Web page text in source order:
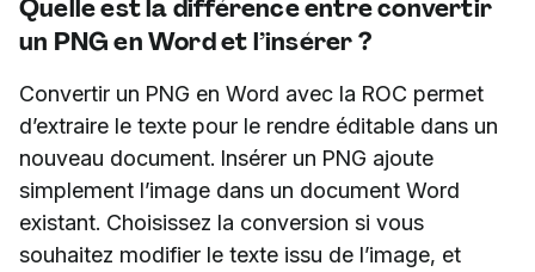
Quelle est la différence entre convertir
un PNG en Word et l’insérer ?
Convertir un PNG en Word avec la ROC permet
d’extraire le texte pour le rendre éditable dans un
nouveau document. Insérer un PNG ajoute
simplement l’image dans un document Word
existant. Choisissez la conversion si vous
souhaitez modifier le texte issu de l’image, et